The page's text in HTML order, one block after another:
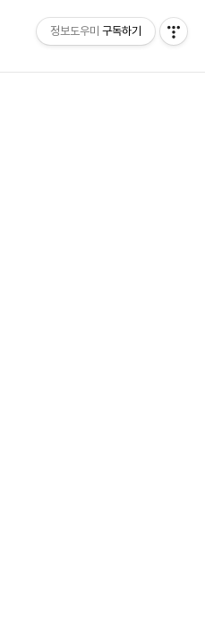
홈
정보도우미 구독하기